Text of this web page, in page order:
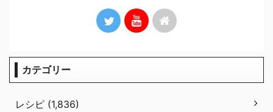
カテゴリー
レシピ (1,836)